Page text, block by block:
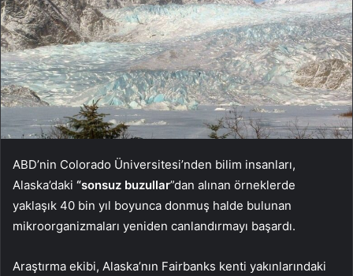
ABD’nin Colorado Üniversitesi’nden bilim insanları,
Alaska’daki “sonsuz buzullar”dan alınan örneklerde
yaklaşık 40 bin yıl boyunca donmuş halde bulunan
mikroorganizmaları yeniden canlandırmayı başardı.
Araştırma ekibi, Alaska’nın Fairbanks kenti yakınlarındaki